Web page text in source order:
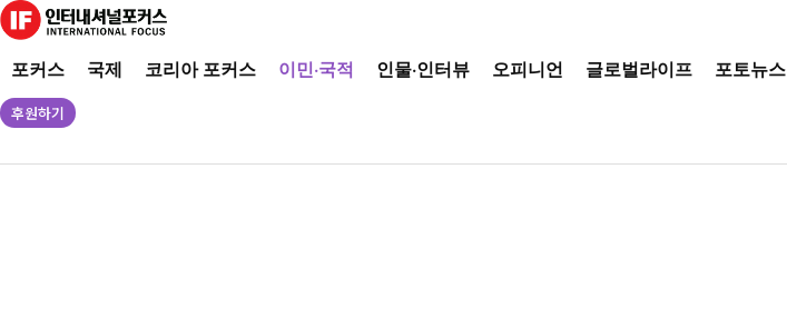
포커스 국제 코리아 포커스 이민·국적 인물·인터뷰 오피니언 글로벌라이프 포토뉴스
후원하기